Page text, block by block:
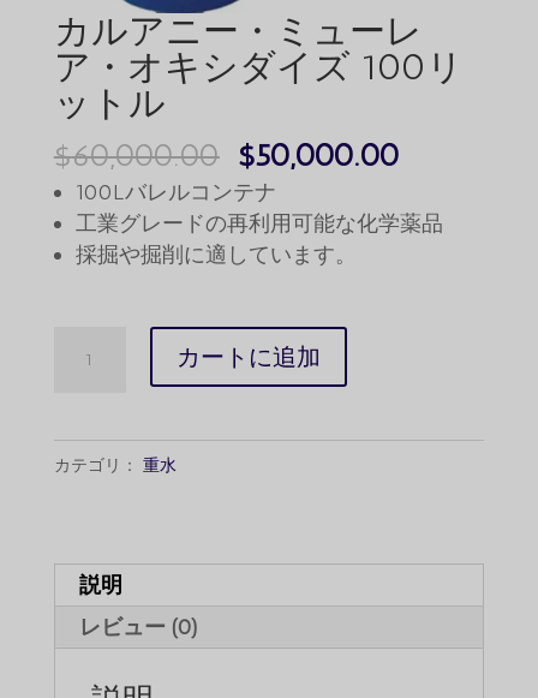
カルアニー・ミューレ
ア・オキシダイズ 100リ
ットル
$60,000.00 元
の
価
格
$60,000.00
で
た。
$50,000.00現
の
す。
100Lバレルコンテナ
工業グレードの再利用可能な化学薬品
採掘や掘削に適しています。
100Liters
カートに追加
カテゴリ： 重水
説明
レビュー (0)